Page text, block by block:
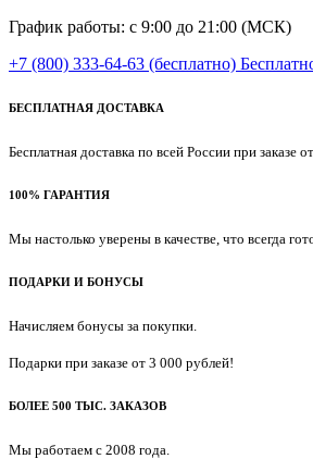
График работы: с 9:00 до 21:00 (МСК)
+7 (800) 333-64-63 (бесплатно)
БЕСПЛАТНАЯ ДОСТАВКА
Бесплатная доставка по всей России при заказе
100% ГАРАНТИЯ
Мы настолько уверены в качестве, что всегда
ПОДАРКИ И БОНУСЫ
Начисляем бонусы за покупки.
Подарки при заказе от 3 000 рублей!
БОЛЕЕ 500 ТЫС. ЗАКАЗОВ
Мы работаем с 2008 года.